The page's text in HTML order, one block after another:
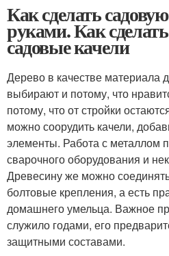
Как сделать
руками. Как
садовые качели
Дерево в качестве материала
выбирают и потому, что
потому, что от стройки
можно соорудить качели,
элементы. Работа с металлом
сварочного оборудования и
Древесину же можно
болтовые крепления, а есть
домашнего умельца. Важное
служило годами, его
защитными составами.